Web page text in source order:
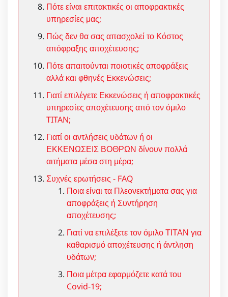
Πότε είναι επιτακτικές οι αποφρακτικές
υπηρεσίες μας;
Πώς δεν θα σας απασχολεί το Κόστος
απόφραξης αποχέτευσης;
Πότε απαιτούνται ποιοτικές αποφράξεις
αλλά και φθηνές Εκκενώσεις;
Γιατί επιλέγετε Εκκενώσεις ή αποφρακτικές
υπηρεσίες αποχέτευσης από τον όμιλο
TITAN;
Γιατί οι αντλήσεις υδάτων ή οι
ΕΚΚΕΝΩΣΕΙΣ ΒΟΘΡΩΝ δίνουν πολλά
αιτήματα μέσα στη μέρα;
Συχνές ερωτήσεις - FAQ
Ποια είναι τα Πλεονεκτήματα σας για
αποφράξεις ή Συντήρηση
αποχέτευσης;
Γιατί να επιλέξετε τον όμιλο ΤΙΤΑΝ για
καθαρισμό αποχέτευσης ή άντληση
υδάτων;
Ποια μέτρα εφαρμόζετε κατά του
Covid-19;